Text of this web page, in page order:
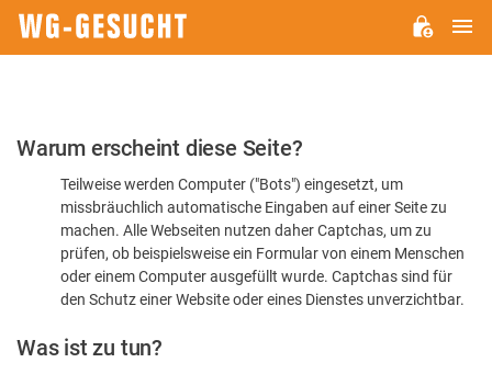
Bitte
dass
sind
Warum erscheint diese Seite?
Teilweise werden Computer ("Bots") eingesetzt, um
missbräuchlich automatische Eingaben auf einer Seite zu
machen. Alle Webseiten nutzen daher Captchas, um zu
prüfen, ob beispielsweise ein Formular von einem Menschen
oder einem Computer ausgefüllt wurde. Captchas sind für
den Schutz einer Website oder eines Dienstes unverzichtbar.
Was ist zu tun?